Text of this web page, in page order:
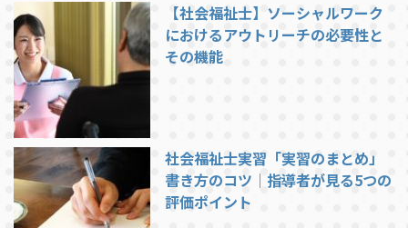
【社会福祉士】ソーシャルワーク
におけるアウトリーチの必要性と
その機能
社会福祉士実習「実習のまとめ」
書き方のコツ｜指導者が見る5つの
評価ポイント